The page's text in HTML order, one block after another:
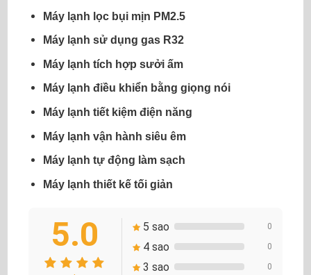
Máy lạnh lọc bụi mịn PM2.5
Máy lạnh sử dụng gas R32
Máy lạnh tích hợp sưởi ấm
Máy lạnh điều khiển bằng giọng nói
Máy lạnh tiết kiệm điện năng
Máy lạnh vận hành siêu êm
Máy lạnh tự động làm sạch
Máy lạnh thiết kế tối giản
5.0 5 sao 0
4 sao 0
3 sao 0